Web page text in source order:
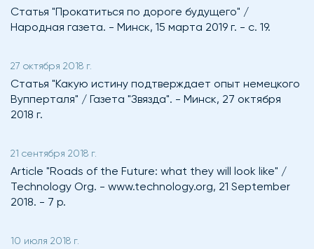
Статья "Прокатиться по дороге будущего" /
Народная газета. - Минск, 15 марта 2019 г. - с. 19.
27 октября 2018 г.
Статья "Какую истину подтверждает опыт немецкого
Вупперталя" / Газета "Звязда". - Минск, 27 октября
2018 г.
21 сентября 2018 г.
Article "Roads of the Future: what they will look like" /
Technology Org. - www.technology.org, 21 September
2018. - 7 p.
10 июля 2018 г.